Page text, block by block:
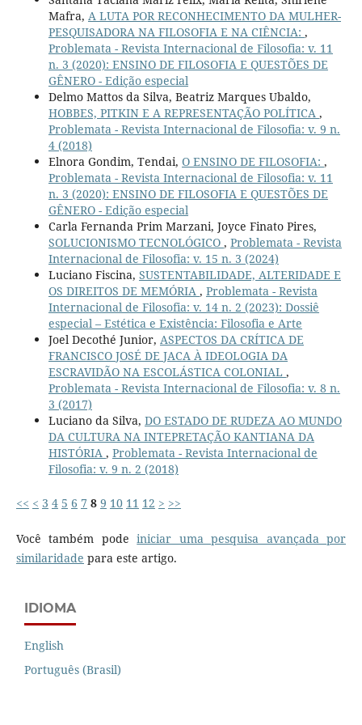
Mafra, A LUTA POR RECONHECIMENTO DA MULHER-
PESQUISADORA NA FILOSOFIA E NA CIÊNCIA: ,
Problemata - Revista Internacional de Filosofia: v. 11
n. 3 (2020): ENSINO DE FILOSOFIA E QUESTÕES DE
GÊNERO - Edição especial
Delmo Mattos da Silva, Beatriz Marques Ubaldo,
HOBBES, PITKIN E A REPRESENTAÇÃO POLÍTICA ,
Problemata - Revista Internacional de Filosofia: v. 9 n.
4 (2018)
Elnora Gondim, Tendai, O ENSINO DE FILOSOFIA: ,
Problemata - Revista Internacional de Filosofia: v. 11
n. 3 (2020): ENSINO DE FILOSOFIA E QUESTÕES DE
GÊNERO - Edição especial
Carla Fernanda Prim Marzani, Joyce Finato Pires,
SOLUCIONISMO TECNOLÓGICO , Problemata - Revista
Internacional de Filosofia: v. 15 n. 3 (2024)
Luciano Fiscina, SUSTENTABILIDADE, ALTERIDADE E
OS DIREITOS DE MEMÓRIA , Problemata - Revista
Internacional de Filosofia: v. 14 n. 2 (2023): Dossiê
especial – Estética e Existência: Filosofia e Arte
Joel Decothé Junior, ASPECTOS DA CRÍTICA DE
FRANCISCO JOSÉ DE JACA À IDEOLOGIA DA
ESCRAVIDÃO NA ESCOLÁSTICA COLONIAL ,
Problemata - Revista Internacional de Filosofia: v. 8 n.
3 (2017)
Luciano da Silva, DO ESTADO DE RUDEZA AO MUNDO
DA CULTURA NA INTEPRETAÇÃO KANTIANA DA
HISTÓRIA , Problemata - Revista Internacional de
Filosofia: v. 9 n. 2 (2018)
<< < 3 4 5 6 7 8 9 10 11 12 > >>
Você também podeiniciar uma pesquisa avançada por
similaridade para este artigo.
IDIOMA
English
Português (Brasil)